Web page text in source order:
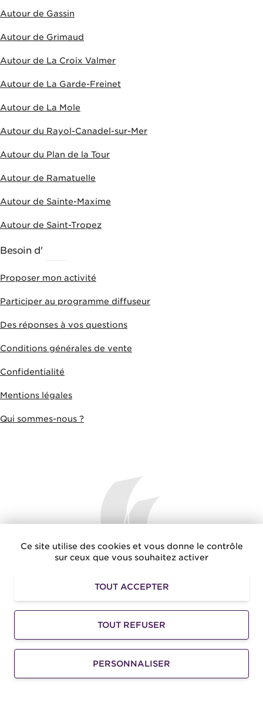
Ce site utilise des cookies et vous donne le contrôle
sur ceux que vous souhaitez activer
TOUT ACCEPTER
TOUT REFUSER
PERSONNALISER
Autour de Gassin
Autour de Grimaud
Autour de La Croix Valmer
Autour de La Garde-Freinet
Autour de La Mole
Autour du Rayol-Canadel-sur-Mer
Autour du Plan de la Tour
Autour de Ramatuelle
Autour de Sainte-Maxime
Autour de Saint-Tropez
Besoin d'
Proposer mon activité
Participer au programme diffuseur
Des réponses à vos questions
Conditions générales de vente
Confidentialité
Mentions légales
Qui sommes-nous ?
Tropez
: Des avantages exclusifs pour vos